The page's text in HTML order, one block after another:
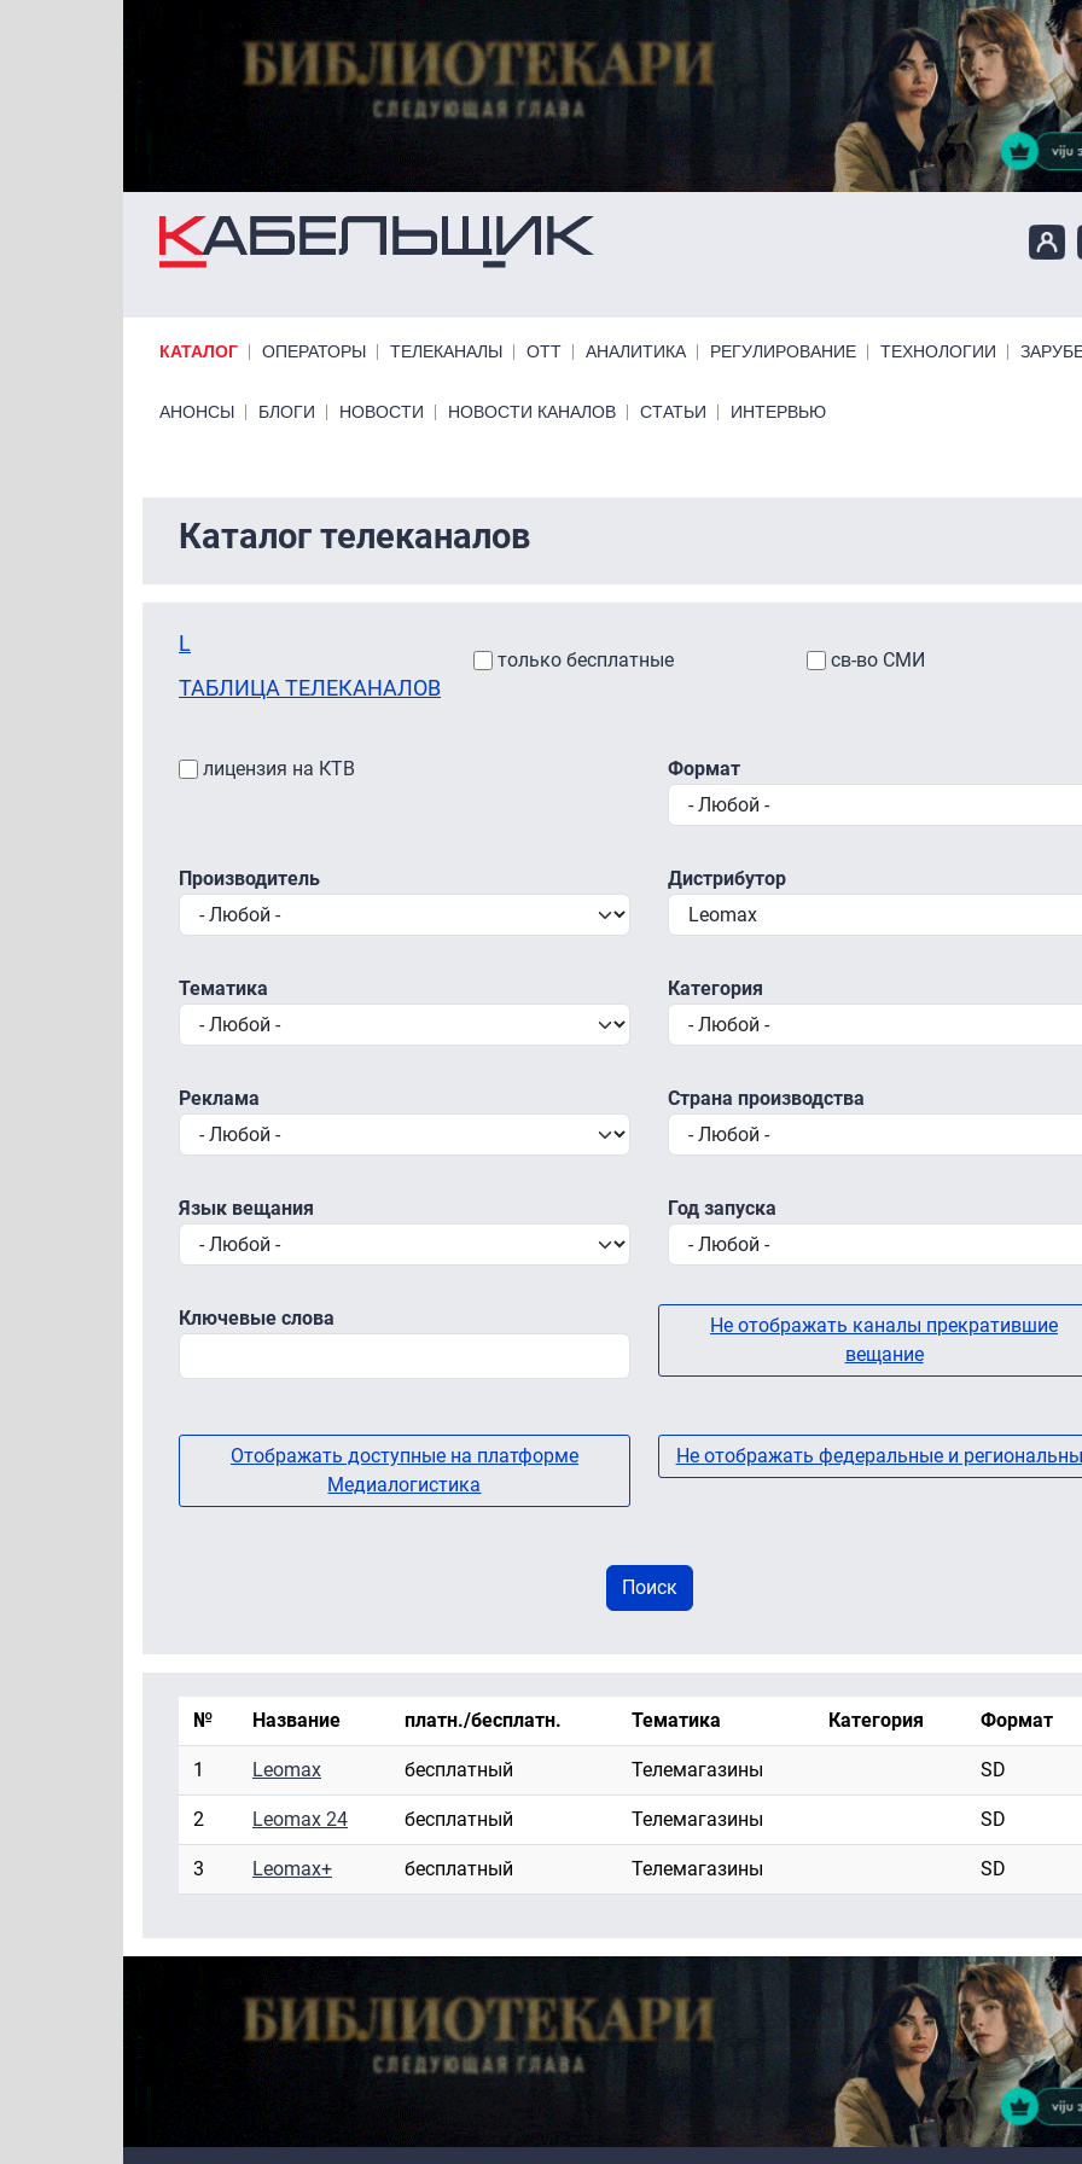
КАТАЛОГ ОПЕРАТОРЫ ТЕЛЕКАНАЛЫ ОТТ АНАЛИТИКА РЕГУЛИРОВАНИЕ ТЕХНОЛОГИИ
Primary links bottom
АНОНСЫ БЛОГИ НОВОСТИ НОВОСТИ КАНАЛОВ СТАТЬИ ИНТЕРВЬЮ
Каталог телеканалов
L
ТАБЛИЦА ТЕЛЕКАНАЛОВ
только бесплатные св-во СМИ
лицензия на КТВ Формат
Производитель Дистрибутор
Тематика Категория
Реклама Страна производства
Язык вещания Год запуска
Ключевые слова
Не отображать каналы прекратившие
вещание
Отображать доступные на платформе
Медиалогистика
Не отображать федеральные и
№ Название платн./бесплатн. Тематика Категория Формат
1 Leomax бесплатный Телемагазины SD
2 Leomax 24 бесплатный Телемагазины SD
3 Leomax+ бесплатный Телемагазины SD